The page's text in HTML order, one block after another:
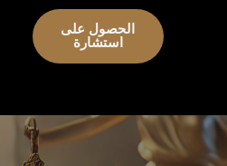
الحصول على
استشارة